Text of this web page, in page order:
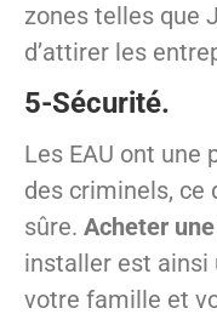
zones telles que
d’attirer les
5-Sécurité.
Les EAU ont une
des criminels, ce
sûre. Acheter
installer est ainsi
votre famille et